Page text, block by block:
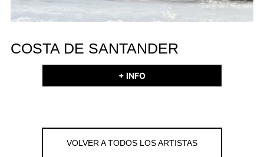
COSTA DE SANTANDER
+ INFO
VOLVER A TODOS LOS ARTISTAS